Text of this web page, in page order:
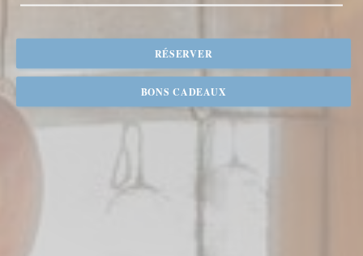
RÉSERVER
BONS CADEAUX